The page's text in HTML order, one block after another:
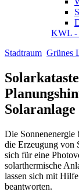
KWL -
Stadtraum Grünes
Solaranlage
Die Sonnenenergie
die Erzeugung von
sich für eine
solarthermische
lassen sich mit
beantworten.